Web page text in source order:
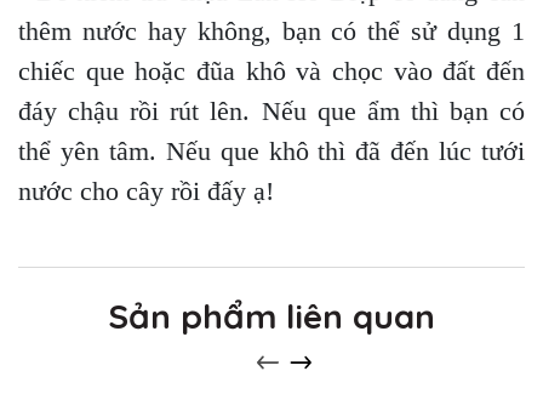
thêm nước hay không, bạn có thể sử dụng 1
chiếc que hoặc đũa khô và chọc vào đất đến
đáy chậu rồi rút lên. Nếu que ẩm thì bạn có
thể yên tâm. Nếu que khô thì đã đến lúc tưới
nước cho cây rồi đấy ạ!
Sản phẩm liên quan